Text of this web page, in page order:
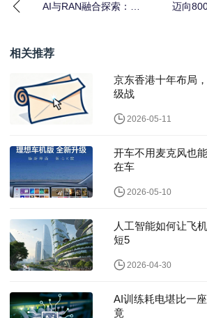
AI与RAN融合探索：优
迈向
相关推荐
京东香港十年布局
级战
2026-05-11
开车不用麦克风也
在车
2026-05-10
人工智能如何让飞
短5
2026-04-30
AI训练耗电堪比一
竟